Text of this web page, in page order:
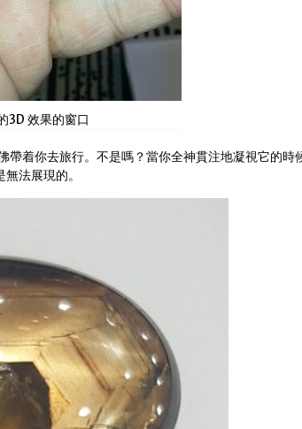
3D 效果的窗口
帶着你去旅行。不是嗎？當你全神貫注地凝視它的時
法展現的。